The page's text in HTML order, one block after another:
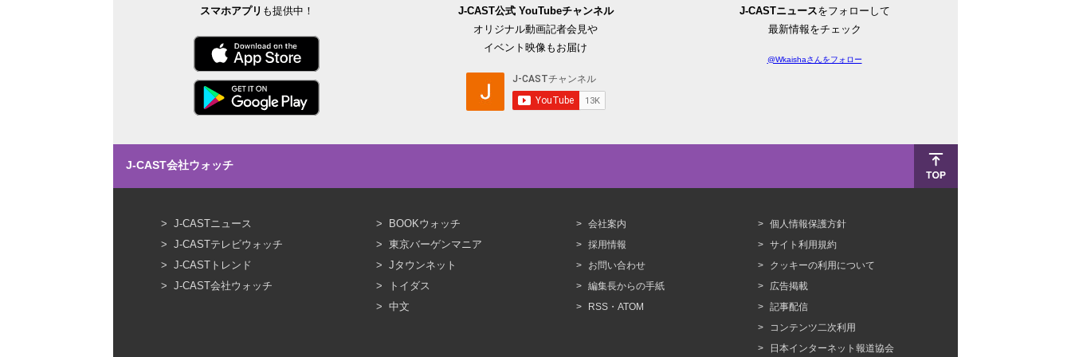
スマホアプリ も提供中！
J-CAST公式 YouTubeチャンネル
オリジナル動画記者会見や
イベント映像もお届け
J-CASTニュースをフォローして
最新情報をチェック
@Wkaishaさんをフォロー
J-CAST会社ウォッチ
J-CASTニュース
J-CASTテレビウォッチ
J-CASTトレンド
J-CAST会社ウォッチ
BOOKウォッチ
東京バーゲンマニア
Jタウンネット
トイダス
中文
会社案内
採用情報
お問い合わせ
編集長からの手紙
RSS・ATOM
個人情報保護方針
サイト利用規約
クッキーの利用について
広告掲載
記事配信
コンテンツ二次利用
日本インターネット報道協会